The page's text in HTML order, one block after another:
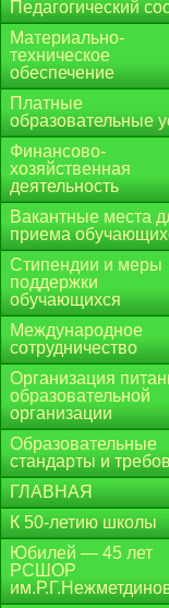
Педагогический
Материально-
техническое
обеспечение
Платные
образовательные
Финансово-
хозяйственная
деятельность
Вакантные места
приема
Стипендии и меры
поддержки
обучающихся
Международное
сотрудничество
Организация
образовательной
организации
Образовательные
стандарты и
ГЛАВНАЯ
К 50-летию школы
Юбилей — 45 лет
РСШОР